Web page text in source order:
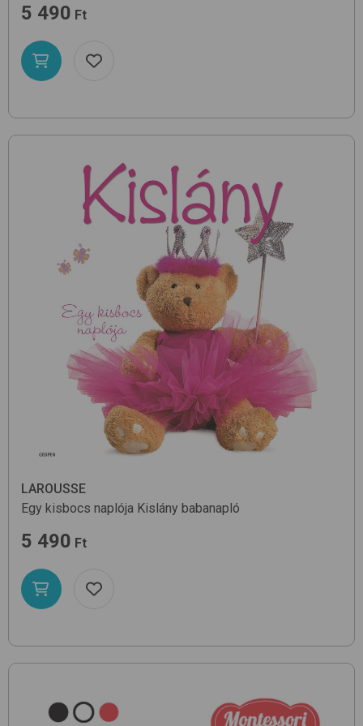
5 490 Ft
LAROUSSE
Egy kisbocs naplója Kislány babanapló
5 490 Ft